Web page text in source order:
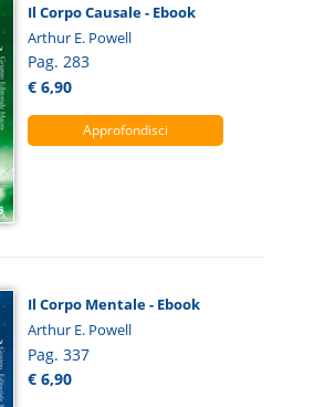
Il Corpo Causale - Ebook
Arthur E. Powell
Pag. 283
€ 6,90
Approfondisci
Il Corpo Mentale - Ebook
Arthur E. Powell
Pag. 337
€ 6,90